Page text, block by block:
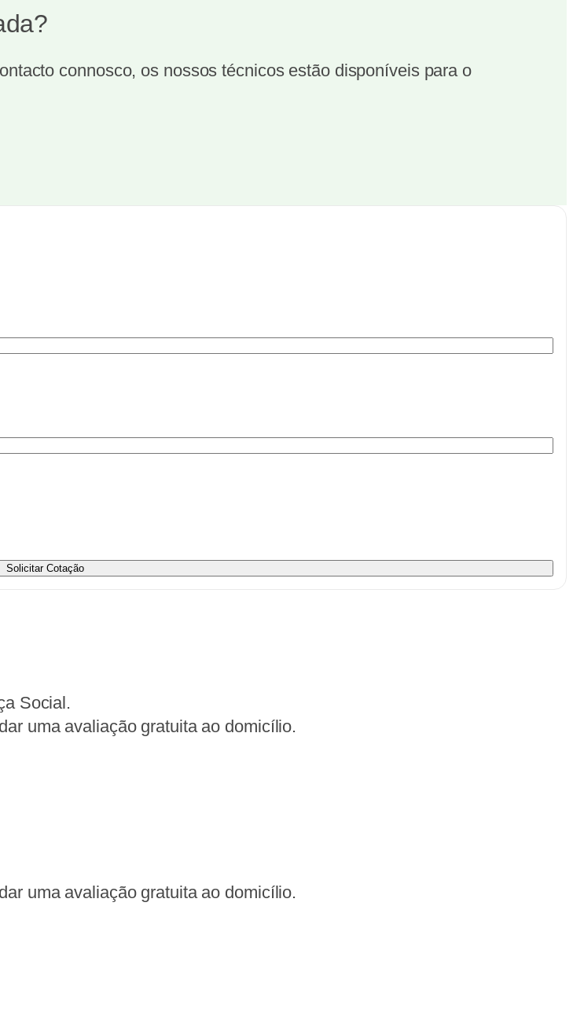
connosco, os nossos técnicos estão disponíveis para o
Solicitar Cotação
Social.
uma avaliação gratuita ao domicílio.
uma avaliação gratuita ao domicílio.